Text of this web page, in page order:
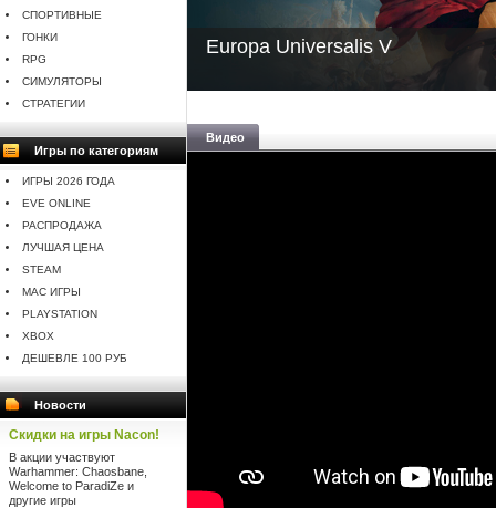
СПОРТИВНЫЕ
ГОНКИ
RPG
СИМУЛЯТОРЫ
СТРАТЕГИИ
Игры по категориям
ИГРЫ 2026 ГОДА
EVE ONLINE
РАСПРОДАЖА
ЛУЧШАЯ ЦЕНА
STEAM
MAC ИГРЫ
PLAYSTATION
XBOX
ДЕШЕВЛЕ 100 РУБ
Новости
Скидки на игры Nacon!
В акции участвуют
Warhammer: Chaosbane,
Welcome to ParadiZe и
другие игры
Europa Universalis V
Видео